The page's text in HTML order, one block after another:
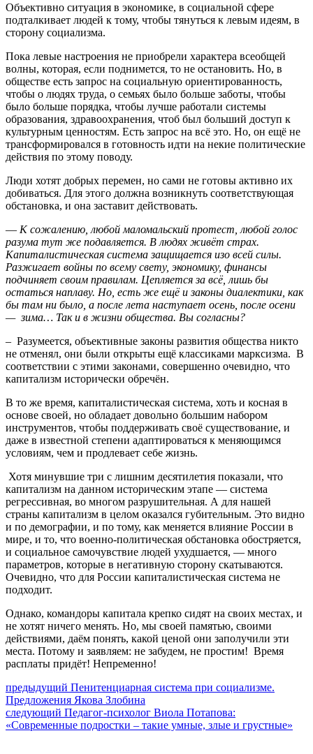
Объективно ситуация в экономике, в социальной сфере
подталкивает людей к тому, чтобы тянуться к левым идеям, в
сторону социализма.
Пока левые настроения не приобрели характера всеобщей
волны, которая, если поднимется, то не остановить. Но, в
обществе есть запрос на социальную ориентированность,
чтобы о людях труда, о семьях было больше заботы, чтобы
было больше порядка, чтобы лучше работали системы
образования, здравоохранения, чтоб был больший доступ к
культурным ценностям. Есть запрос на всё это. Но, он ещё не
трансформировался в готовность идти на некие политические
действия по этому поводу.
Люди хотят добрых перемен, но сами не готовы активно их
добиваться. Для этого должна возникнуть соответствующая
обстановка, и она заставит действовать.
— К сожалению, любой маломальский протест, любой голос
разума тут же подавляется. В людях живёт страх.
Капиталистическая система защищается изо всей силы.
Разжигает войны по всему свету, экономику, финансы
подчиняет своим правилам. Цепляется за всё, лишь бы
остаться наплаву. Но, есть же ещё и законы диалектики, как
бы там ни было, а после лета наступает осень, после осени
— зима… Так и в жизни общества. Вы согласны?
– Разумеется, объективные законы развития общества никто
не отменял, они были открыты ещё классиками марксизма. В
соответствии с этими законами, совершенно очевидно, что
капитализм исторически обречён.
В то же время, капиталистическая система, хоть и косная в
основе своей, но обладает довольно большим набором
инструментов, чтобы поддерживать своё существование, и
даже в известной степени адаптироваться к меняющимся
условиям, чем и продлевает себе жизнь.
Хотя минувшие три с лишним десятилетия показали, что
капитализм на данном историческим этапе — система
регрессивная, во многом разрушительная. А для нашей
страны капитализм в целом оказался губительным. Это видно
и по демографии, и по тому, как меняется влияние России в
мире, и то, что военно-политическая обстановка обостряется,
и социальное самочувствие людей ухудшается, — много
параметров, которые в негативную сторону скатываются.
Очевидно, что для России капиталистическая система не
подходит.
Однако, командоры капитала крепко сидят на своих местах, и
не хотят ничего менять. Но, мы своей памятью, своими
действиями, даём понять, какой ценой они заполучили эти
места. Потому и заявляем: не забудем, не простим! Время
расплаты придёт! Непременно!
Навигация
по
записям
предыдущий Предыдущий
пост:
Пенитенциарная система при социализме.
Предложения Якова Злобина
следующий Следующее
сообщение:
Педагог-психолог Виола Потапова:
«Современные подростки – такие умные, злые и грустные»